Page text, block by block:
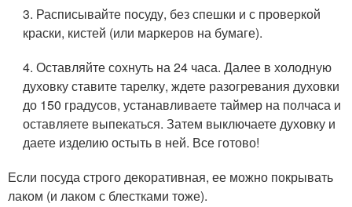
3. Расписывайте посуду, без спешки и с проверкой
краски, кистей (или маркеров на бумаге).
4. Оставляйте сохнуть на 24 часа. Далее в холодную
духовку ставите тарелку, ждете разогревания духовки
до 150 градусов, устанавливаете таймер на полчаса и
оставляете выпекаться. Затем выключаете духовку и
даете изделию остыть в ней. Все готово!
Если посуда строго декоративная, ее можно покрывать
лаком (и лаком с блестками тоже).